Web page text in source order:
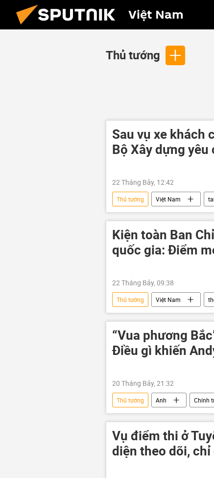
Việt Nam
Thủ tướng
Sau vụ xe khách
Bộ Xây dựng
22 Tháng Bảy, 12:42
Thủ tướng Việt Nam
xe khách
Chính phủ
Bộ Xây dựng
Kiện toàn Ban
quốc gia: Điểm
22 Tháng Bảy, 09:38
Thủ tướng Việt Nam
Mưa bão, lũ lụt lịch sử, thiên tai kinh
Chính phủ
“Vua phương
Điều gì khiến
20 Tháng Bảy, 21:32
Thủ tướng Anh Chính
Vụ điểm thi ở
diện theo dõi, chỉ